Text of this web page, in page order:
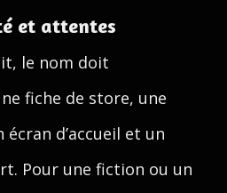
et attentes
le nom doit
fiche de store, une
écran d’accueil et un
Pour une fiction ou un